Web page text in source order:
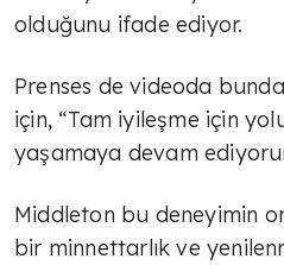
olduğunu ifade ediyor.
Prenses de videoda
için, “Tam iyileşme için
yaşamaya devam
Middleton bu deneyimin
bir minnettarlık ve